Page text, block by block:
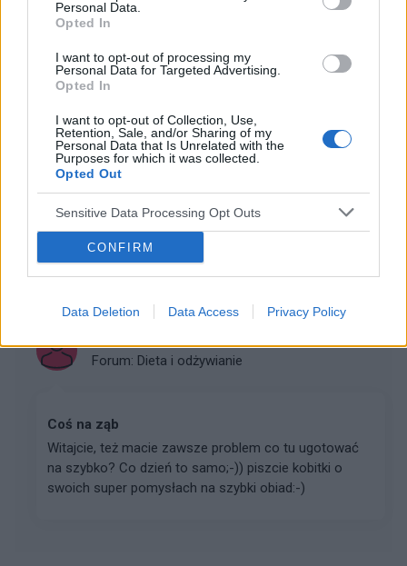
Personal Data.
Opted In
I want to opt-out of processing my
Personal Data for Targeted Advertising.
Opted In
I want to opt-out of Collection, Use,
Retention, Sale, and/or Sharing of my
Personal Data that Is Unrelated with the
Purposes for which it was collected.
Opted Out
Sensitive Data Processing Opt Outs
CONFIRM
Data Deletion Data Access Privacy Policy
handy/outlety czy np. kupowanie przez internet? Macie
jakieś ulubione marki czy wybieracie ciuchy które wam
Forum:Moda i styl życia
Jak kupować buty
Przeczytaj komentowany artykuł: Jak kupować
butyUwielbiam buty, buciki, sandałki i wszelkie możliwe
pantofle. Nie ma nic lepszego niż ładny bucik leżący na
stopie. Szkoda tylko że tak drogie są te na...
Forum: Dieta i odżywianie
Coś na ząb
Witajcie, też macie zawsze problem co tu ugotować
na szybko? Co dzień to samo;-)) piszcie kobitki o
swoich super pomysłach na szybki obiad:-)